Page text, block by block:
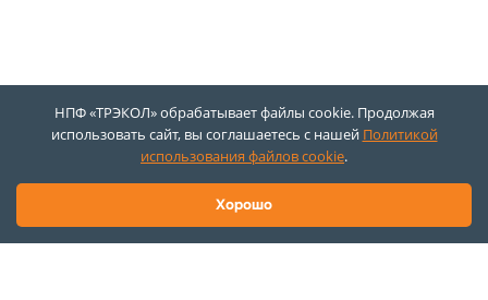
НПФ «ТРЭКОЛ» обрабатывает файлы cookie. Продолжая
использовать сайт, вы соглашаетесь с нашей Политикой
использования файлов cookie.
Хорошо